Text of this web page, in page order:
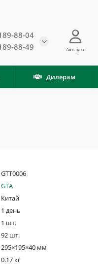
88-04
88-49
Аккаунт
Дилерам
GTT0006
GTA
Китай
1 день
1 шт.
92 шт.
295×195×40 мм
0.17 кг